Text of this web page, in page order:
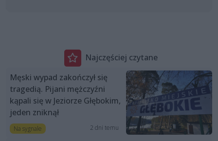
Najczęściej czytane
Męski wypad zakończył się
tragedią. Pijani mężczyźni
kąpali się w Jeziorze Głębokim,
jeden zniknął
Na sygnale 2 dni temu